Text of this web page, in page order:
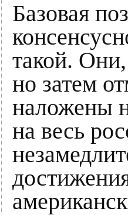
Базовая
такой.
но затем
наложены
на весь